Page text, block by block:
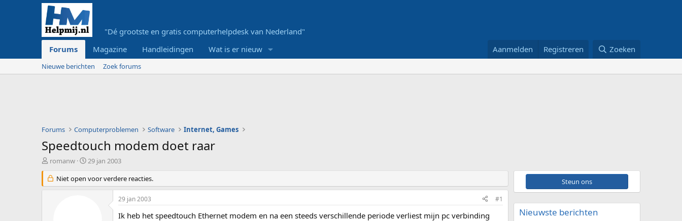
"Dé grootste en gratis computerhelpdesk van Nederland"
Forums
Magazine Handleidingen Wat is er nieuw Aanmelden Registreren Zoeken
Nieuwe berichten Zoek forums
Forums Computerproblemen Software Internet, Games
Speedtouch modem doet raar
O
d
e
romanw
S
a
r
29 jan 2003
Niet open voor verdere reacties.
29 jan 2003 #1
Ik heb het speedtouch Ethernet modem en na een steeds verschillende periode verliest mijn pc verbinding
Steun ons
Nieuwste berichten